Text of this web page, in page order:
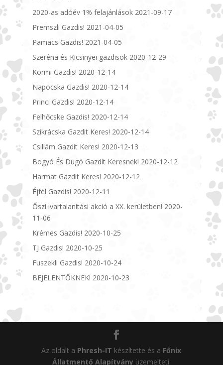
2020-as adóév 1% felajánlások 2021-09-17
Premszli Gazdis! 2021-04-05
Pamacs Gazdis! 2021-04-05
Szeréna és Kicsinyei gazdisok 2020-12-29
Kormi Gazdis! 2020-12-14
Napocska Gazdis! 2020-12-14
Princi Gazdis! 2020-12-14
Felhőcske Gazdis! 2020-12-14
Szikrácska Gazdit Keres! 2020-12-14
Csillám Gazdit Keres! 2020-12-13
Bogyó És Dugó Gazdit Keresnek! 2020-12-12
Harmat Gazdit Keres! 2020-12-12
Éjfél Gazdis! 2020-12-11
Őszi ivartalanítási akció a XX. kerületben! 2020-
11-06
Krémes Gazdis! 2020-10-25
TJ Gazdis! 2020-10-25
Fuszekli Gazdis! 2020-10-24
BEJELENTŐKNEK! 2020-10-23
Az oldalt a Phresh-IT készítette és a Főnix
Állatmentő Alapítvány üzemelteti.